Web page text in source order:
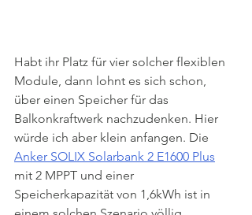
Habt ihr Platz für vier solcher flexiblen
Module, dann lohnt es sich schon,
über einen Speicher für das
Balkonkraftwerk nachzudenken. Hier
würde ich aber klein anfangen. Die
Anker SOLIX Solarbank 2 E1600 Plus
mit 2 MPPT und einer
Speicherkapazität von 1,6kWh ist in